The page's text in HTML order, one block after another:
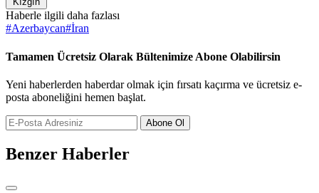
Haberle ilgili daha fazlası
#Azerbaycan#İran
Tamamen Ücretsiz Olarak Bültenimize Abone Olabilirsin
Yeni haberlerden haberdar olmak için fırsatı kaçırma ve ücretsiz e-
posta aboneliğini hemen başlat.
Abone Ol
Benzer Haberler